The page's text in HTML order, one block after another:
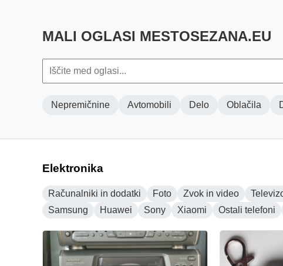
MALI OGLASI MESTOSEZANA.EU
Nepremičnine Avtomobili Delo Oblačila
Elektronika
Računalniki in dodatki Foto Zvok in video
Samsung
Huawei Sony Xiaomi Ostali telefoni